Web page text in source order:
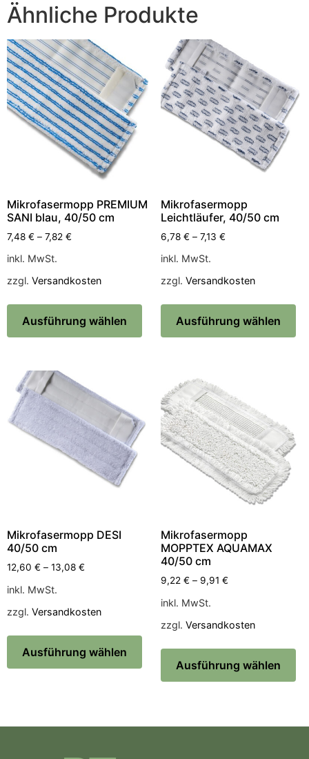
Ähnliche Produkte
Mikrofasermopp PREMIUM
SANI blau, 40/50 cm
7,48 € – 7,82 €
inkl. MwSt.
zzgl. Versandkosten
Ausführung wählen
Mikrofasermopp
Leichtläufer, 40/50 cm
6,78 € – 7,13 €
inkl. MwSt.
zzgl. Versandkosten
Ausführung wählen
Mikrofasermopp DESI
40/50 cm
12,60 € – 13,08 €
inkl. MwSt.
zzgl. Versandkosten
Ausführung wählen
Mikrofasermopp
MOPPTEX AQUAMAX
40/50 cm
9,22 € – 9,91 €
inkl. MwSt.
zzgl. Versandkosten
Ausführung wählen